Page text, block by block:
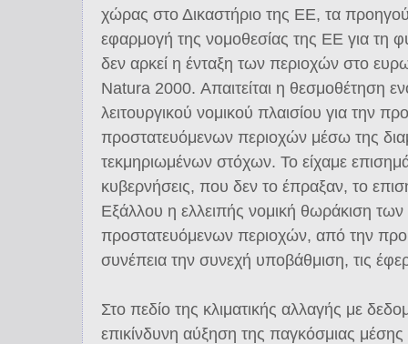
χώρας στο Δικαστήριο της ΕΕ, τα
εφαρμογή της νομοθεσίας της ΕΕ για τη
δεν αρκεί η ένταξη των περιοχών στο
Natura 2000. Απαιτείται η θεσμοθέτηση
λειτουργικού νομικού πλαισίου για την
προστατευόμενων περιοχών μέσω της
τεκμηριωμένων στόχων. Το είχαμε
κυβερνήσεις, που δεν το έπραξαν, το
Εξάλλου η ελλειπής νομική θωράκιση
προστατευόμενων περιοχών, από την
συνέπεια την συνεχή υποβάθμιση, τις
Στο πεδίο της κλιματικής αλλαγής με
επικίνδυνη αύξηση της παγκόσμιας